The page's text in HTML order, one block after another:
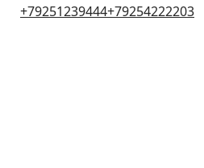
+79251239444+79254222203